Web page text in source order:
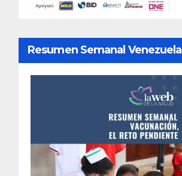
Resumen Semanal Venezuela